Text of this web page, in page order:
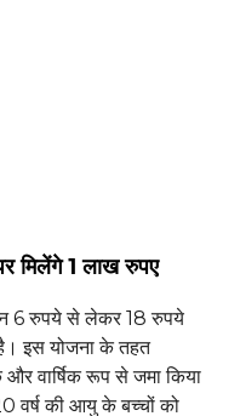
मिलेंगे 1 लाख रुपए
6 रुपये से लेकर 18 रुपये
इस योजना के तहत
और वार्षिक रूप से जमा किया
वर्ष की आयु के बच्चों को